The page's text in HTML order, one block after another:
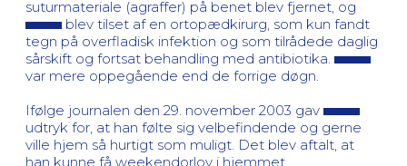
suturmateriale (agraffer) på benet blev fjernet, og
blev tilset af en ortopædkirurg, som kun fandt
tegn på overfladisk infektion og som tilrådede daglig
sårskift og fortsat behandling med antibiotika.
var mere oppegående end de forrige døgn.
Ifølge journalen den 29. november 2003 gav
udtryk for, at han følte sig velbefindende og gerne
ville hjem så hurtigt som muligt. Det blev aftalt, at
han kunne få weekendorlov i hjemmet.